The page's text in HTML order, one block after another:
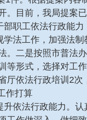
。目前，我局提案
部职工依法行政能力
学法工作，加强法
。二是按照市普法
等形式，选择对工
厅依法行政培训2
作打算
升依法行政能力。